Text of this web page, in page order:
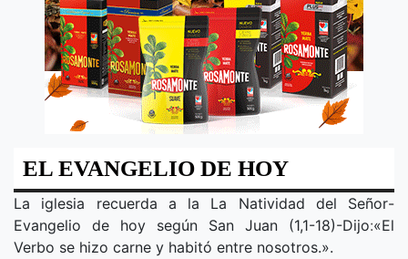
EL EVANGELIO DE HOY
La iglesia recuerda a la La Natividad del Señor-
Evangelio de hoy según San Juan (1,1-18)-Dijo:«El
Verbo se hizo carne y habitó entre nosotros.».